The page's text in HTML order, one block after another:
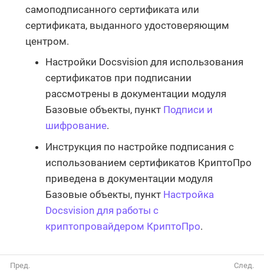
самоподписанного сертификата или
сертификата, выданного удостоверяющим
центром.
Настройки Docsvision для использования
сертификатов при подписании
рассмотрены в документации модуля
Базовые объекты, пункт Подписи и
шифрование.
Инструкция по настройке подписания с
использованием сертификатов КриптоПро
приведена в документации модуля
Базовые объекты, пункт Настройка
Docsvision для работы с
криптопровайдером КриптоПро.